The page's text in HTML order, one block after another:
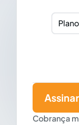
Cobrança
Assinar